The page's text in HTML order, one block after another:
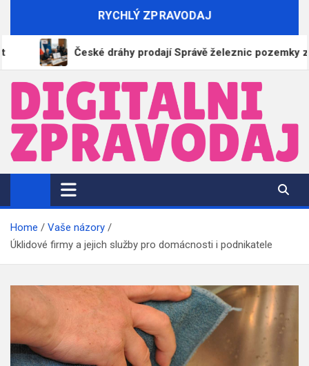
RYCHLÝ ZPRAVODAJ
České dráhy prodají Správě železnic pozemky za 6,79
DigitalniZpravodaj.cz
Zpravodajství | Informace | Tiskové zprávy
Home
Vaše názory
Úklidové firmy a jejich služby pro domácnosti i podnikatele